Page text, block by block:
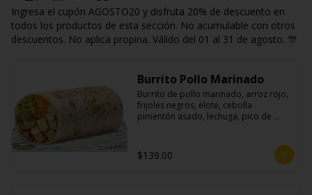
Ingresa el cupón AGOSTO20 y disfruta 20% de descuento en
todos los productos de esta sección. No acumulable con otros
descuentos. No aplica propina. Válido del 01 al 31 de agosto. 🎊
Burrito Pollo Marinado
Burrito de pollo marinado, arroz rojo,
frijoles negros, elote, cebolla
pimentón asado, lechuga, pico de
$139.00